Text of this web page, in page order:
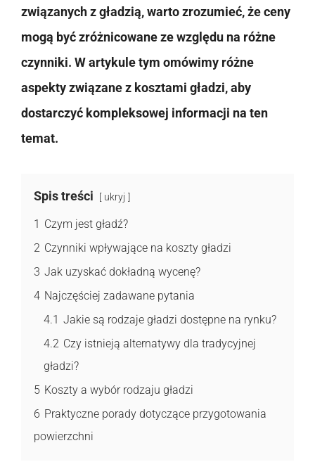
związanych z gładzią, warto zrozumieć, że ceny
mogą być zróżnicowane ze względu na różne
czynniki. W artykule tym omówimy różne
aspekty związane z kosztami gładzi, aby
dostarczyć kompleksowej informacji na ten
temat.
Spis treści ukryj
1 Czym jest gładź?
2 Czynniki wpływające na koszty gładzi
3 Jak uzyskać dokładną wycenę?
4 Najczęściej zadawane pytania
4.1 Jakie są rodzaje gładzi dostępne na rynku?
4.2 Czy istnieją alternatywy dla tradycyjnej
gładzi?
5 Koszty a wybór rodzaju gładzi
6 Praktyczne porady dotyczące przygotowania
powierzchni